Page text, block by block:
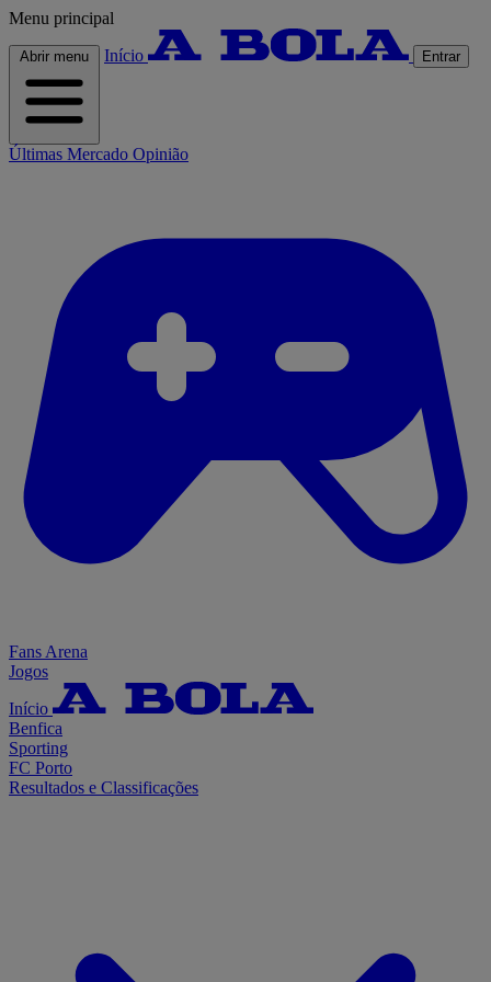
Menu principal
Abrir menu Início Entrar
Últimas Mercado Opinião
Fans Arena
Jogos
Início
Benfica
Sporting
FC Porto
Resultados e Classificações